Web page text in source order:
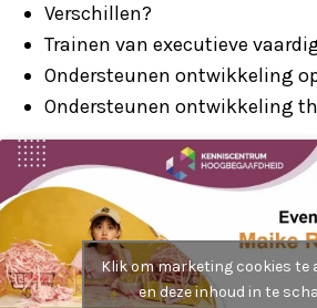
Verschillen?
Trainen van executieve
Ondersteunen ontwikkeling
Ondersteunen ontwikkeling
Klik om marketing cookies te
en deze inhoud in te